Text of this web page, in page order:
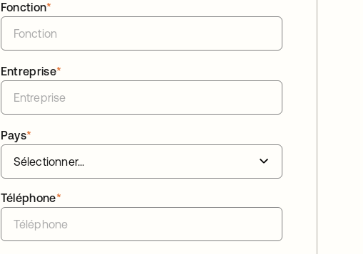
*
Fonction
*
Entreprise
*
Pays
*
Téléphone